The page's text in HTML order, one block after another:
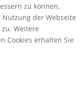
zu können,
der Webseite
Weitere
Cookies erhalten Sie